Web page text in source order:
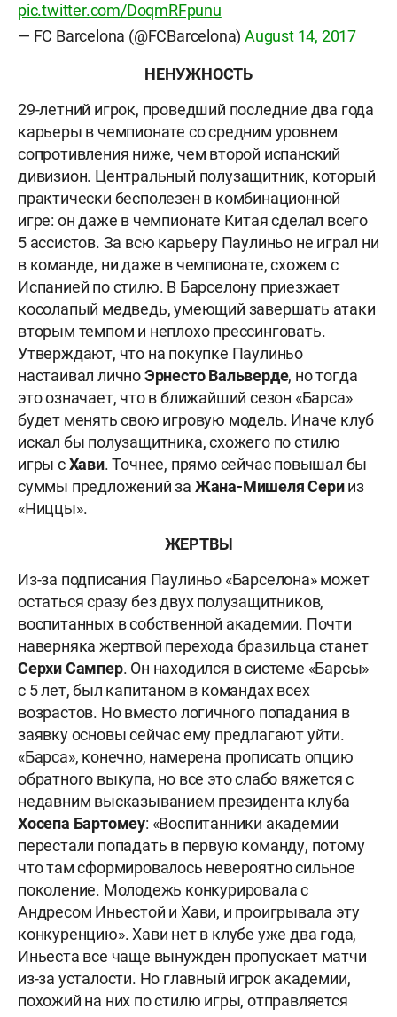
pic.twitter.com/DoqmRFpunu
— FC Barcelona (@FCBarcelona)August 14, 2017
НЕНУЖНОСТЬ
29-летний игрок, проведший последние два года
карьеры в чемпионате со средним уровнем
сопротивления ниже, чем второй испанский
дивизион. Центральный полузащитник, который
практически бесполезен в комбинационной
игре: он даже в чемпионате Китая сделал всего
5 ассистов. За всю карьеру Паулиньо не играл ни
в команде, ни даже в чемпионате, схожем с
Испанией по стилю. В Барселону приезжает
косолапый медведь, умеющий завершать атаки
вторым темпом и неплохо прессинговать.
Утверждают, что на покупке Паулиньо
настаивал личноЭрнесто Вальверде, но тогда
это означает, что в ближайший сезон «Барса»
будет менять свою игровую модель. Иначе клуб
искал бы полузащитника, схожего по стилю
игры сХави. Точнее, прямо сейчас повышал бы
суммы предложений за Жана-Мишеля Серииз
«Ниццы».
ЖЕРТВЫ
Из-за подписания Паулиньо «Барселона» может
остаться сразу без двух полузащитников,
воспитанных в собственной академии. Почти
наверняка жертвой перехода бразильца станет
Серхи Сампер. Он находился в системе «Барсы»
с 5 лет, был капитаном в командах всех
возрастов. Но вместо логичного попадания в
заявку основы сейчас ему предлагают уйти.
«Барса», конечно, намерена прописать опцию
обратного выкупа, но все это слабо вяжется с
недавним высказыванием президента клуба
Хосепа Бартомеу: «Воспитанники академии
перестали попадать в первую команду, потому
что там сформировалось невероятно сильное
поколение. Молодежь конкурировала с
Андресом Иньестой и Хави, и проигрывала эту
конкуренцию». Хави нет в клубе уже два года,
Иньеста все чаще вынужден пропускает матчи
из-за усталости. Но главный игрок академии,
похожий на них по стилю игры, отправляется